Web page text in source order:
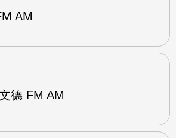
AM
德 FM AM